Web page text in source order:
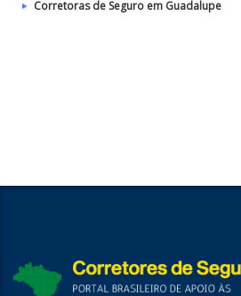
Corretoras de Seguro em Guadalupe